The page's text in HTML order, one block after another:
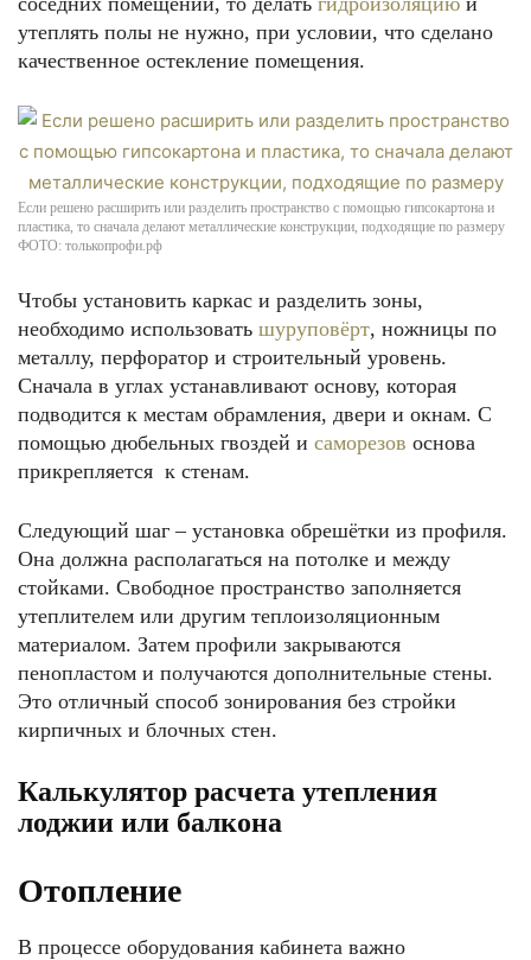
утеплять полы не нужно, при условии, что сделано
качественное остекление помещения.
Если решено расширить или разделить пространство с помощью гипсокартона и
пластика, то сначала делают металлические конструкции, подходящие по размеру
ФОТО: толькопрофи.рф
Чтобы установить каркас и разделить зоны,
необходимо использовать шуруповёрт, ножницы по
металлу, перфоратор и строительный уровень.
Сначала в углах устанавливают основу, которая
подводится к местам обрамления, двери и окнам. С
помощью дюбельных гвоздей и саморезов основа
прикрепляется к стенам.
Следующий шаг – установка обрешётки из профиля.
Она должна располагаться на потолке и между
стойками. Свободное пространство заполняется
утеплителем или другим теплоизоляционным
материалом. Затем профили закрываются
пенопластом и получаются дополнительные стены.
Это отличный способ зонирования без стройки
кирпичных и блочных стен.
Калькулятор расчета утепления
лоджии или балкона
Отопление
В процессе оборудования кабинета важно